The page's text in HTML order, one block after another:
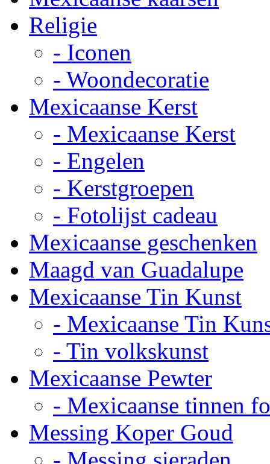
Religie
- Iconen
- Woondecoratie
Mexicaanse Kerst
- Mexicaanse Kerst
- Engelen
- Kerstgroepen
- Fotolijst cadeau
Mexicaanse geschenken
Maagd van Guadalupe
Mexicaanse Tin Kunst
- Mexicaanse Tin
- Tin volkskunst
Mexicaanse Pewter
- Mexicaanse tinnen
Messing Koper Goud